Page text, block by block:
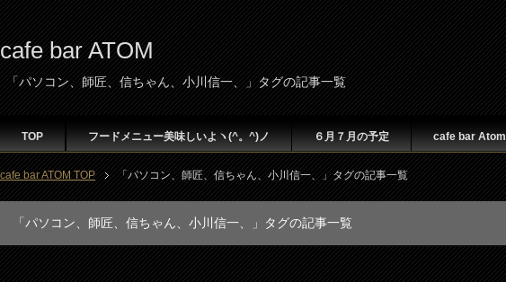
cafe bar ATOM
「パソコン、師匠、信ちゃん、小川信一、」タグの記事一覧
TOP フードメニュー美味しいよヽ(^。^)ノ ６月７月の予定 cafe bar Atom
cafe bar ATOM TOP 「パソコン、師匠、信ちゃん、小川信一、」タグの記事一覧
「パソコン、師匠、信ちゃん、小川信一、」タグの記事一覧